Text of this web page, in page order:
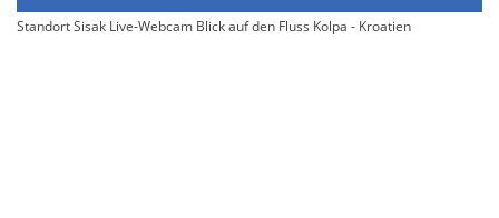
Standort Sisak Live-Webcam Blick auf den Fluss Kolpa - Kroatien